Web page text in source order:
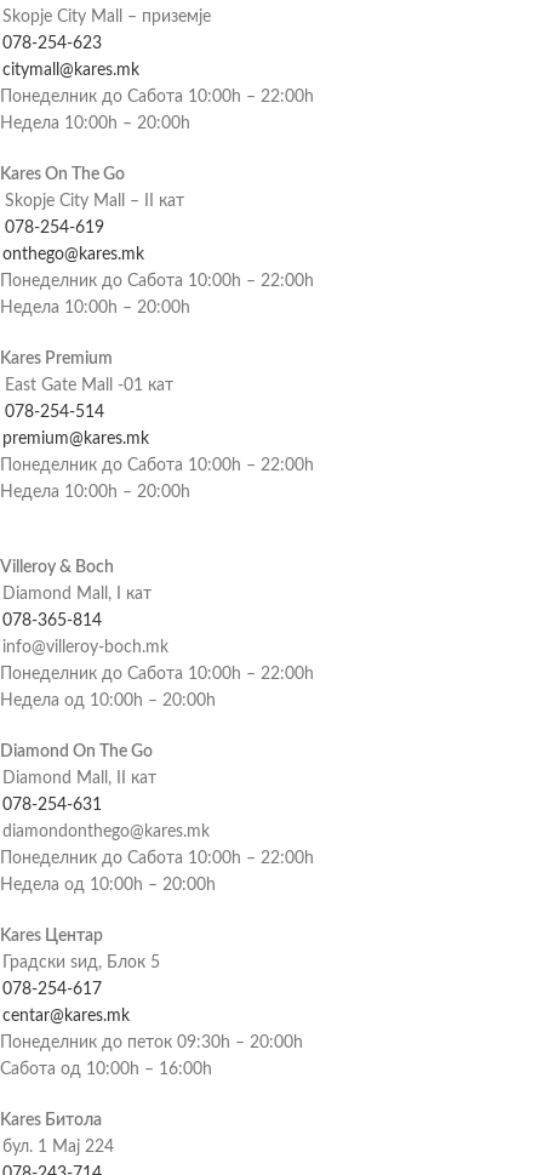
Skopje City Mall – приземје
078-254-623
citymall@kares.mk
Понеделник до Сабота 10:00h – 22:00h
Недела 10:00h – 20:00h
Kares On The Go
Skopje City Mall – II кат
078-254-619
onthego@kares.mk
Понеделник до Сабота 10:00h – 22:00h
Недела 10:00h – 20:00h
Kares Premium
East Gate Mall -01 кат
078-254-514
premium@kares.mk
Понеделник до Сабота 10:00h – 22:00h
Недела 10:00h – 20:00h
Villeroy & Boch
Diamond Mall, I кат
078-365-814
info@villeroy-boch.mk
Понеделник до Сабота 10:00h – 22:00h
Недела од 10:00h – 20:00h
Diamond On The Go
Diamond Mall, II кат
078-254-631
diamondonthego@kares.mk
Понеделник до Сабота 10:00h – 22:00h
Недела од 10:00h – 20:00h
Kares Центар
Градски ѕид, Блок 5
078-254-617
centar@kares.mk
Понеделник до петок 09:30h – 20:00h
Сабота од 10:00h – 16:00h
Kares Битола
бул. 1 Мај 224